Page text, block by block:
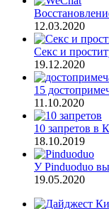
12.03.2020
Секс и
19.12.2020
15
11.10.2020
10 запретов в
18.10.2019
У Pinduoduo
19.05.2020